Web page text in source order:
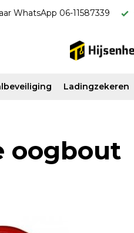
WhatsApp 06-11587339
Ladingzekeren
oogbout